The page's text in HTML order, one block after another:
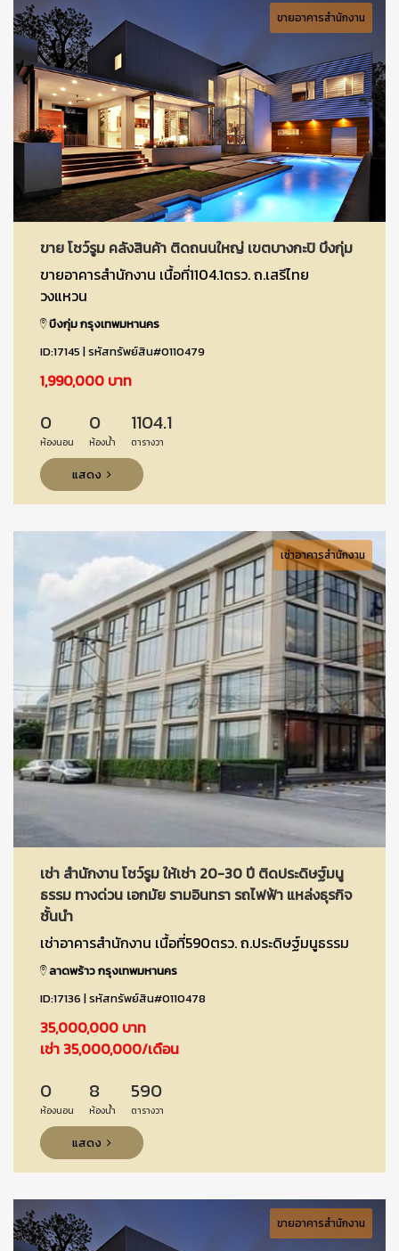
ขายอาคารสำนักงาน
ขาย โชว์รูม คลังสินค้า ติดถนนใหญ่ เขตบางกะปิ บึงกุ่ม
ขายอาคารสำนักงาน เนื้อที่1104.1ตรว. ถ.เสรีไทย
วงแหวน
บึงกุ่ม กรุงเทพมหานคร
ID:17145 | รหัสทรัพย์สิน#0110479
1,990,000 บาท
0
ห้องนอน
0
ห้องน้ำ
1104.1
ตารางวา
แสดง
เช่าอาคารสำนักงาน
เช่า สำนักงาน โชว์รูม ให้เช่า 20-30 ปี ติดประดิษฐ์มนู
ธรรม ทางด่วน เอกมัย รามอินทรา รถไฟฟ้า แหล่งธุรกิจ
ชั้นนำ
เช่าอาคารสำนักงาน เนื้อที่590ตรว. ถ.ประดิษฐ์มนูธรรม
ลาดพร้าว กรุงเทพมหานคร
ID:17136 | รหัสทรัพย์สิน#0110478
35,000,000 บาท
เช่า 35,000,000/เดือน
0
ห้องนอน
8
ห้องน้ำ
590
ตารางวา
แสดง
ขายอาคารสำนักงาน